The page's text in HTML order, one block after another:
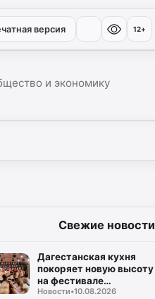
версия 12+
и экономику
Свежие новости
Дагестанская кухня
покоряет новую высоту
на фестивале
«Наследие» в
Новости•10.08.2026